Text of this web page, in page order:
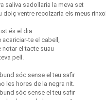
saliva sadollaria la meva set
dolç ventre recolzaria els meus
és el dia
acariciar-te el cabell,
notar el tacte suau
pell.
sóc sense el teu safir
les hores de la negra nit.
sóc sense el teu safir